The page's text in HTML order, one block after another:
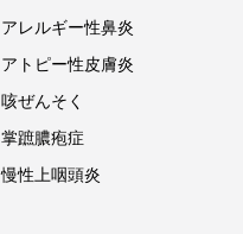
アレルギー性鼻炎
アトピー性皮膚炎
咳ぜんそく
掌蹠膿疱症
慢性上咽頭炎